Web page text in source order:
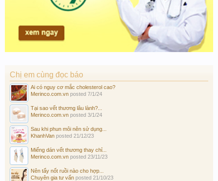
Chị em cùng đọc báo
Ai có nguy cơ mắc cholesterol cao?
Merinco.com.vn posted 7/1/24
Tại sao vết thương lâu lành?...
Merinco.com.vn posted 3/1/24
Sau khi phun môi nên sử dụng...
KhanhVan posted 21/12/23
Miếng dán vết thương thay chỉ...
Merinco.com.vn posted 23/11/23
Nên tẩy nốt ruồi nào cho hợp...
Chuyên gia tư vấn posted 21/10/23